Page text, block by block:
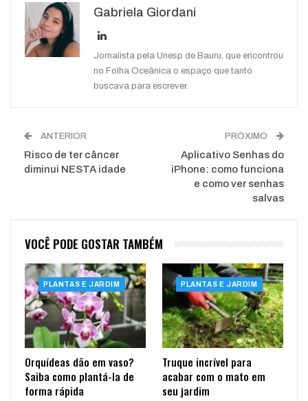
WhatsApp
Gabriela Giordani
Jornalista pela Unesp de Bauru, que encontrou
no Folha Oceânica o espaço que tanto
buscava para escrever.
ANTERIOR
Risco de ter câncer
diminui NESTA idade
PRÓXIMO
Aplicativo Senhas do
iPhone: como funciona
e como ver senhas
salvas
VOCÊ PODE GOSTAR TAMBÉM
PLANTAS E JARDIM
Orquídeas dão em vaso?
Saiba como plantá-la de
forma rápida
PLANTAS E JARDIM
Truque incrível para
acabar com o mato em
seu jardim